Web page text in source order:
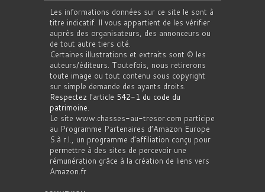
Les informations données sur ce site le sont à
titre indicatif. Il vous appartient de les vérifier
auprès des organisateurs, des annonceurs ou
de tout autre tiers cité.
Certaines illustrations et extraits sont © les
auteurs/éditeurs. Toutefois, nous retirerons
toute image ou tout contenu sous copyright
sur simple demande des ayants droits.
Respectez l'article 542-1 du code du
patrimoine.
Le site www.chasses-au-tresor.com participe
au Programme Partenaires d’Amazon Europe
S.à r.l., un programme d’affiliation conçu pour
permettre à des sites de percevoir une
rémunération grâce à la création de liens vers
Amazon.fr